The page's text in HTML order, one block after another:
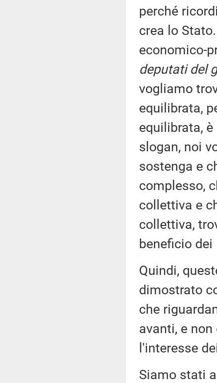
perché
crea lo
economico-
deputati del
vogliamo
equilibrata,
equilibrata,
slogan, noi
sostenga e
complesso,
collettiva e
collettiva,
beneficio
Quindi,
dimostrato
che
avanti, e
l'interesse
Siamo stati